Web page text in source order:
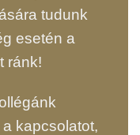
tudunk
esetén a
ránk!
kapcsolatot,